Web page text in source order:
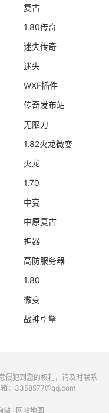
复古
1.80传奇
迷失传奇
迷失
WXF插件
传奇发布站
无限刀
1.82火龙微变
火龙
1.70
中变
中原复古
神器
高防服务器
1.80
微变
战神引擎
侵犯到您的权利，请及时联系
：3358577@qq.com
站 网站地图